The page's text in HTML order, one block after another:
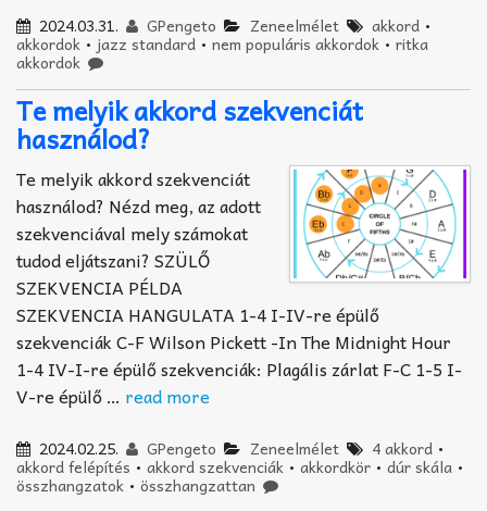
2024.03.31. GPengeto Zeneelmélet akkord•
akkordok • jazz standard • nem populáris akkordok • ritka
akkordok
Te melyik akkord szekvenciát
használod?
Te melyik akkord szekvenciát
használod? Nézd meg, az adott
szekvenciával mely számokat
tudod eljátszani? SZÜLŐ
SZEKVENCIA PÉLDA
SZEKVENCIA HANGULATA 1-4 I-IV-re épülő
szekvenciák C-F Wilson Pickett -In The Midnight Hour
1-4 IV-I-re épülő szekvenciák: Plagális zárlat F-C 1-5 I-
V-re épülő … read more
2024.02.25. GPengeto Zeneelmélet 4 akkord•
akkord felépítés • akkord szekvenciák • akkordkör • dúr skála •
összhangzatok • összhangzattan